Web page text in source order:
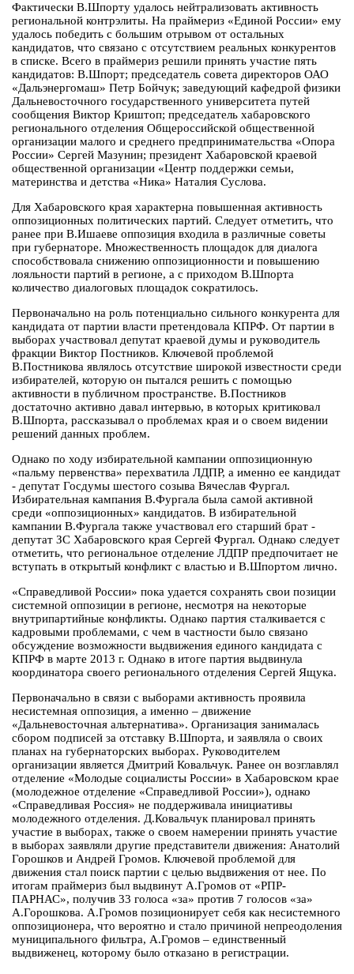
Фактически В.Шпорту удалось нейтрализовать активность
региональной контрэлиты. На праймериз «Единой России» ему
удалось победить с большим отрывом от остальных
кандидатов, что связано с отсутствием реальных конкурентов
в списке. Всего в праймериз решили принять участие пять
кандидатов: В.Шпорт; председатель совета директоров ОАО
«Дальэнергомаш» Петр Бойчук; заведующий кафедрой физики
Дальневосточного государственного университета путей
сообщения Виктор Криштоп; председатель хабаровского
регионального отделения Общероссийской общественной
организации малого и среднего предпринимательства «Опора
России» Сергей Мазунин; президент Хабаровской краевой
общественной организации «Центр поддержки семьи,
материнства и детства «Ника» Наталия Суслова.
Для Хабаровского края характерна повышенная активность
оппозиционных политических партий. Следует отметить, что
ранее при В.Ишаеве оппозиция входила в различные советы
при губернаторе. Множественность площадок для диалога
способствовала снижению оппозиционности и повышению
лояльности партий в регионе, а с приходом В.Шпорта
количество диалоговых площадок сократилось.
Первоначально на роль потенциально сильного конкурента для
кандидата от партии власти претендовала КПРФ. От партии в
выборах участвовал депутат краевой думы и руководитель
фракции Виктор Постников. Ключевой проблемой
В.Постникова являлось отсутствие широкой известности среди
избирателей, которую он пытался решить с помощью
активности в публичном пространстве. В.Постников
достаточно активно давал интервью, в которых критиковал
В.Шпорта, рассказывал о проблемах края и о своем видении
решений данных проблем.
Однако по ходу избирательной кампании оппозиционную
«пальму первенства» перехватила ЛДПР, а именно ее кандидат
- депутат Госдумы шестого созыва Вячеслав Фургал.
Избирательная кампания В.Фургала была самой активной
среди «оппозиционных» кандидатов. В избирательной
кампании В.Фургала также участвовал его старший брат -
депутат ЗС Хабаровского края Сергей Фургал. Однако следует
отметить, что региональное отделение ЛДПР предпочитает не
вступать в открытый конфликт с властью и В.Шпортом лично.
«Справедливой России» пока удается сохранять свои позиции
системной оппозиции в регионе, несмотря на некоторые
внутрипартийные конфликты. Однако партия сталкивается с
кадровыми проблемами, с чем в частности было связано
обсуждение возможности выдвижения единого кандидата с
КПРФ в марте 2013 г. Однако в итоге партия выдвинула
координатора своего регионального отделения Сергей Ящука.
Первоначально в связи с выборами активность проявила
несистемная оппозиция, а именно – движение
«Дальневосточная альтернатива». Организация занималась
сбором подписей за отставку В.Шпорта, и заявляла о своих
планах на губернаторских выборах. Руководителем
организации является Дмитрий Ковальчук. Ранее он возглавлял
отделение «Молодые социалисты России» в Хабаровском крае
(молодежное отделение «Справедливой России»), однако
«Справедливая Россия» не поддерживала инициативы
молодежного отделения. Д.Ковальчук планировал принять
участие в выборах, также о своем намерении принять участие
в выборах заявляли другие представители движения: Анатолий
Горошков и Андрей Громов. Ключевой проблемой для
движения стал поиск партии с целью выдвижения от нее. По
итогам праймериз был выдвинут А.Громов от «РПР-
ПАРНАС», получив 33 голоса «за» против 7 голосов «за»
А.Горошкова. А.Громов позиционирует себя как несистемного
оппозиционера, что вероятно и стало причиной непреодоления
муниципального фильтра, А.Громов – единственный
выдвиженец, которому было отказано в регистрации.